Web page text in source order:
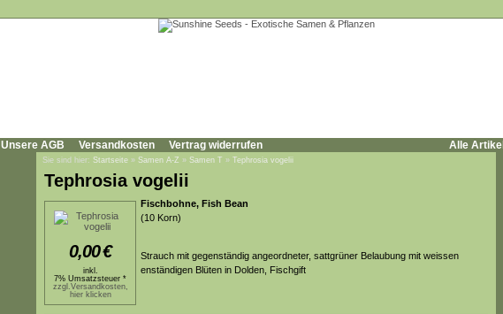
Unsere AGB Versandkosten Vertrag widerrufen Alle Artikel
Sie sind hier: Startseite » Samen A-Z » Samen T » Tephrosia vogelii
Tephrosia vogelii
0,00€
inkl.
7% Umsatzsteuer *
zzgl.Versandkosten,
hier klicken
Fischbohne, Fish Bean
(10 Korn)
Strauch mit gegenständig angeordneter, sattgrüner Belaubung mit weissen
enständigen Blüten in Dolden, Fischgift